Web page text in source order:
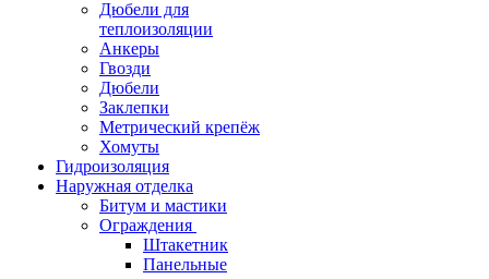
Дюбели для
теплоизоляции
Анкеры
Гвозди
Дюбели
Заклепки
Метрический крепёж
Хомуты
Гидроизоляция
Наружная отделка
Битум и мастики
Ограждения
Штакетник
Панельные